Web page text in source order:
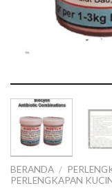
BERANDA /
PERLENGKAPAN